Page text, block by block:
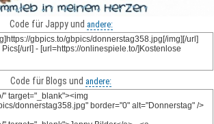
Code für Jappy und andere:
Code für Blogs und andere: